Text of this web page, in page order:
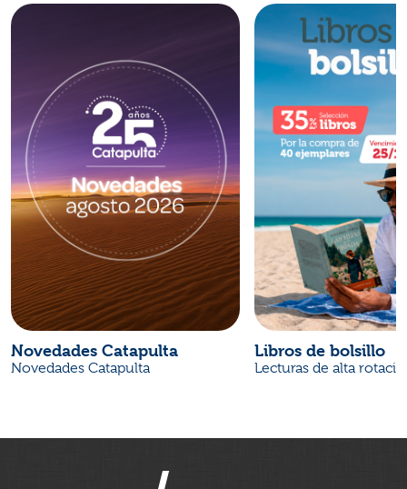
Novedades Catapulta
Novedades Catapulta
Libros de bolsillo
Lecturas de alta